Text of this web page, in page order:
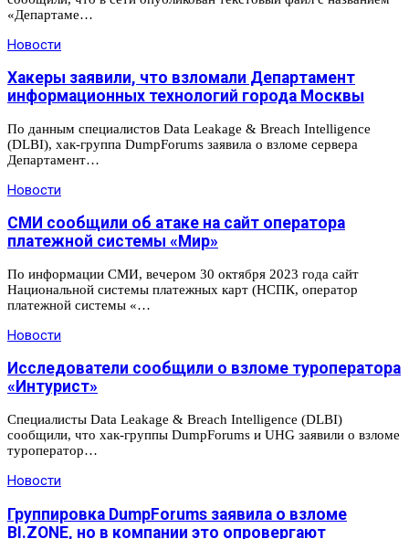
«Департаме…
Новости
Хакеры заявили, что взломали Департамент
информационных технологий города Москвы
По данным специалистов Data Leakage & Breach Intelligence
(DLBI), хак-группа DumpForums заявила о взломе сервера
Департамент…
Новости
СМИ сообщили об атаке на сайт оператора
платежной системы «Мир»
По информации СМИ, вечером 30 октября 2023 года сайт
Национальной системы платежных карт (НСПК, оператор
платежной системы «…
Новости
Исследователи сообщили о взломе туроператора
«Интурист»
Специалисты Data Leakage & Breach Intelligence (DLBI)
сообщили, что хак-группы DumpForums и UHG заявили о взломе
туроператор…
Новости
Группировка DumpForums заявила о взломе
BI.ZONE, но в компании это опровергают